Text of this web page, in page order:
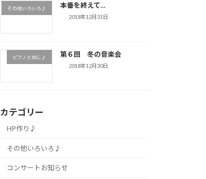
その他いろいろ♪ 本番を終えて…
2018年12月31日
ピアノと共に♪ 第６回 冬の音楽会
2018年12月30日
カテゴリー
HP作り♪
その他いろいろ♪
コンサートお知らせ